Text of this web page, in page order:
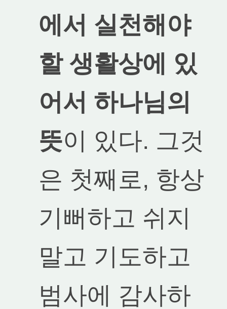
에서 실천해야
할 생활상에 있
어서 하나님의
뜻이 있다. 그것
은 첫째로, 항상
기뻐하고 쉬지
말고 기도하고
범사에 감사하